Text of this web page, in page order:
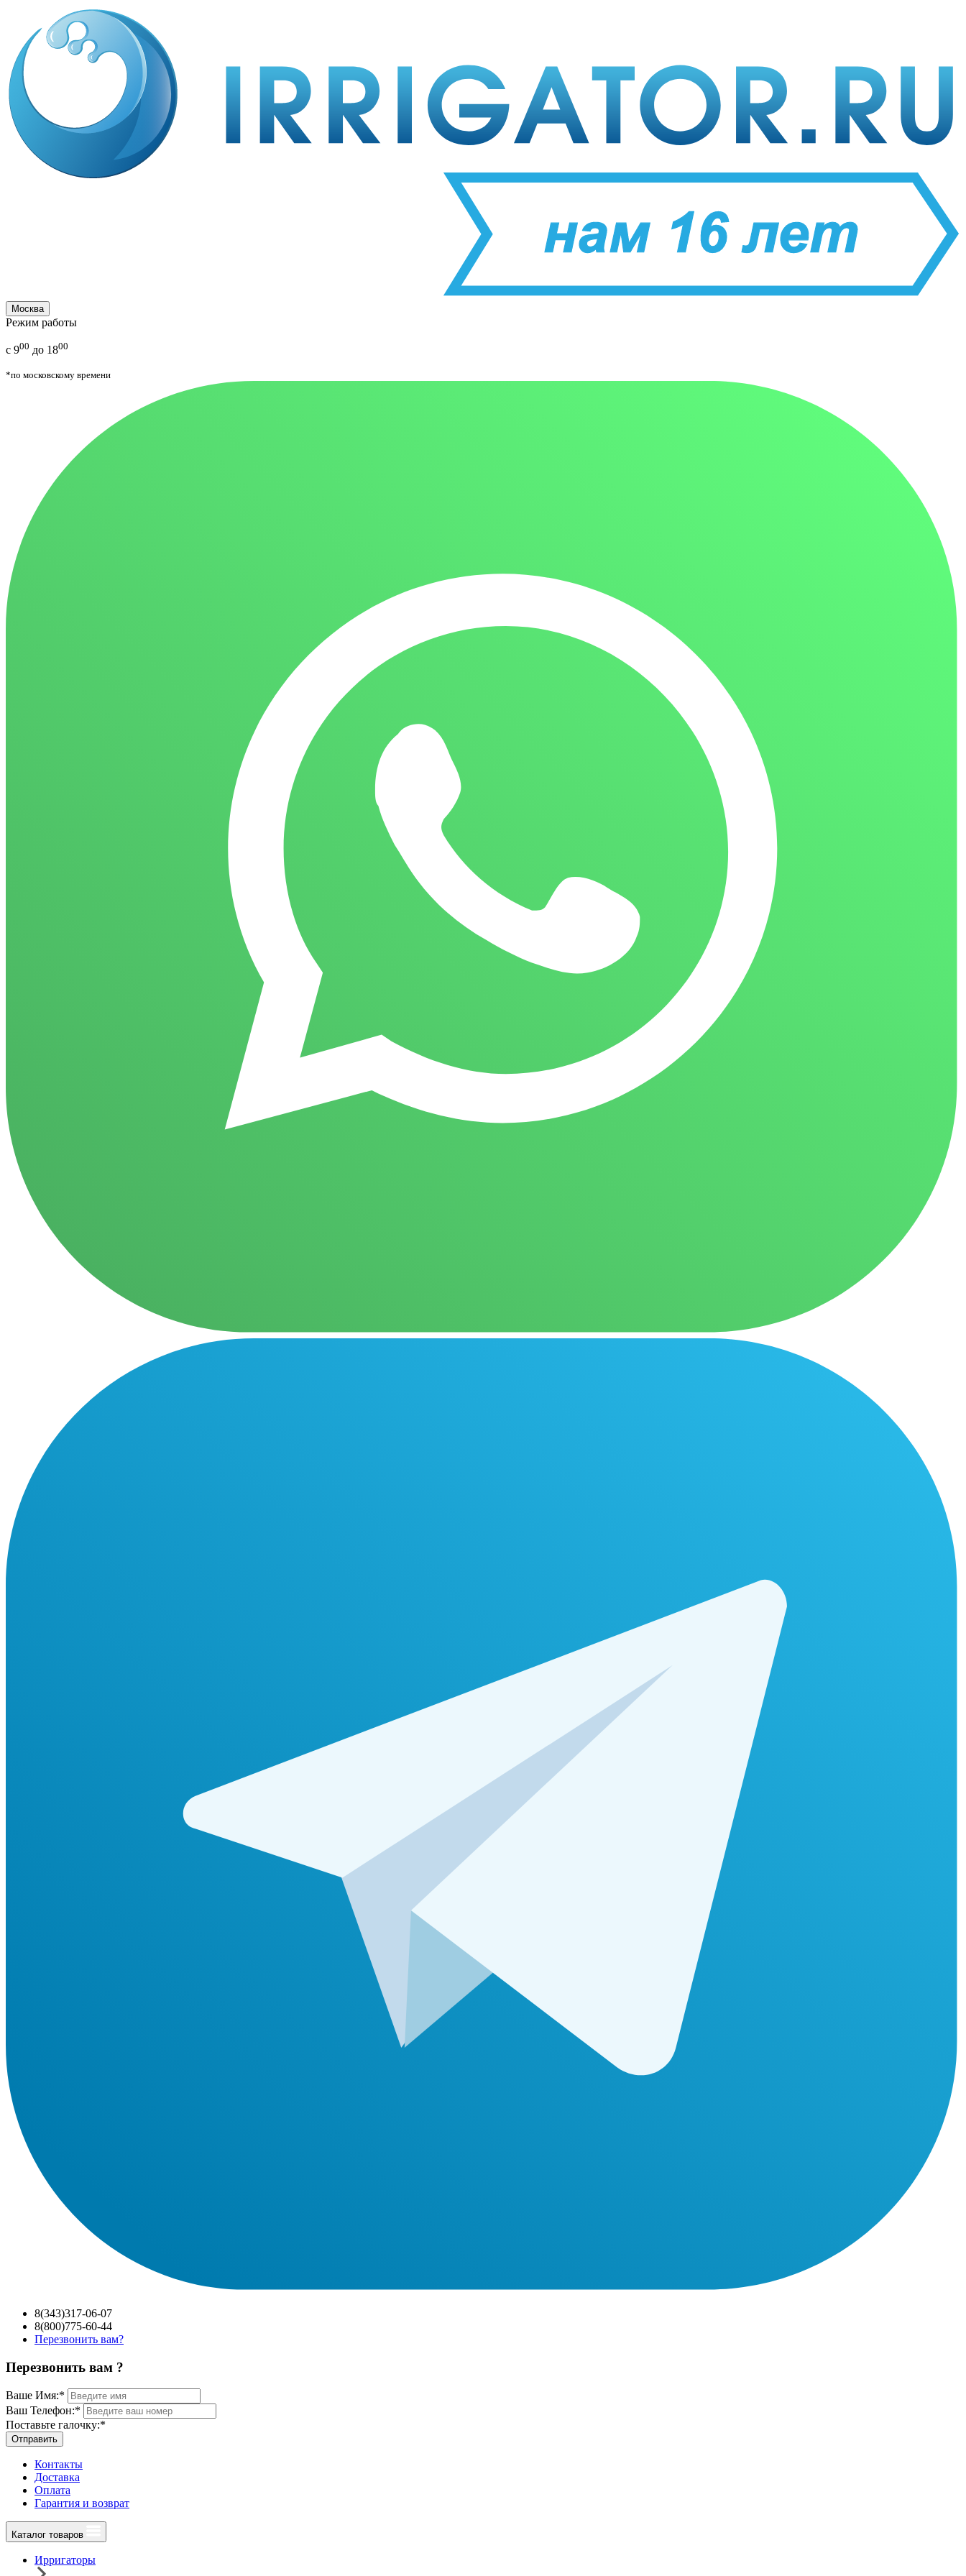
Москва
Режим работы
с 900 до 1800
*по московскому времени
8(343)317-06-07
8(800)775-60-44
Перезвонить вам?
Перезвонить вам ?
Ваше Имя:*
Ваш Телефон:*
Поставьте галочку:*
Отправить
Контакты
Доставка
Оплата
Гарантия и возврат
Каталог товаров
Ирригаторы